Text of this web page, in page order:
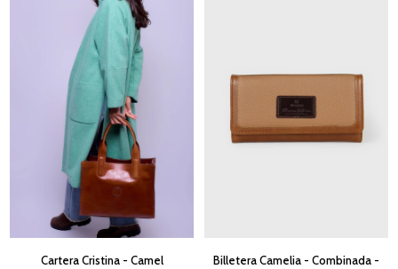
Cartera Cristina - Camel
Billetera Camelia - Combinada -